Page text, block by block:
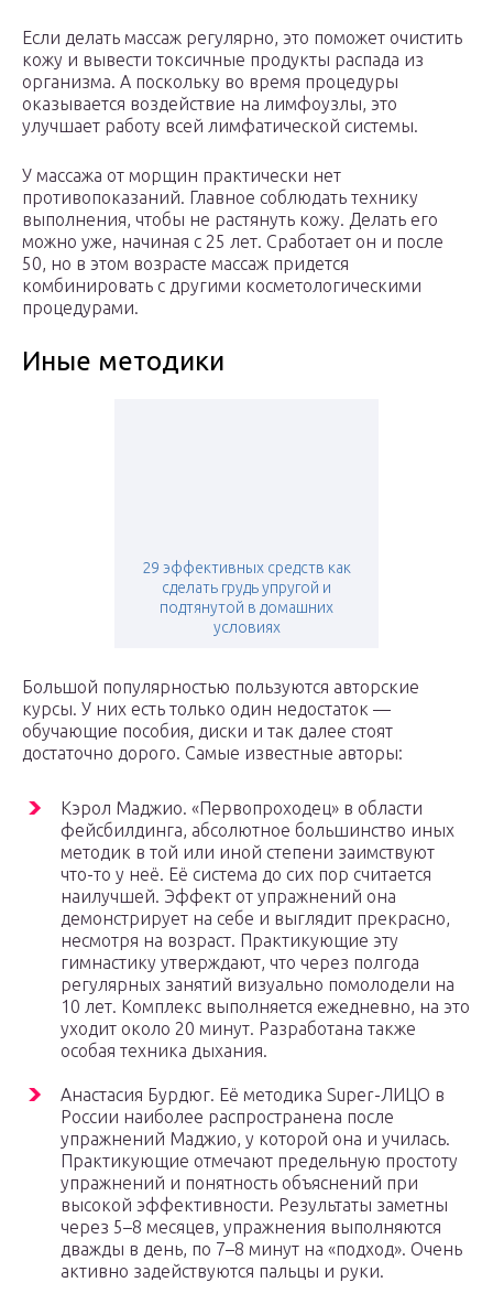
Если делать массаж регулярно, это поможет очистить
кожу и вывести токсичные продукты распада из
организма. А поскольку во время процедуры
оказывается воздействие на лимфоузлы, это
улучшает работу всей лимфатической системы.
У массажа от морщин практически нет
противопоказаний. Главное соблюдать технику
выполнения, чтобы не растянуть кожу. Делать его
можно уже, начиная с 25 лет. Сработает он и после
50, но в этом возрасте массаж придется
комбинировать с другими косметологическими
процедурами.
Иные методики
29 эффективных средств как
сделать грудь упругой и
подтянутой в домашних
условиях
Большой популярностью пользуются авторские
курсы. У них есть только один недостаток —
обучающие пособия, диски и так далее стоят
достаточно дорого. Самые известные авторы:
Кэрол Маджио. «Первопроходец» в области
фейсбилдинга, абсолютное большинство иных
методик в той или иной степени заимствуют
что-то у неё. Её система до сих пор считается
наилучшей. Эффект от упражнений она
демонстрирует на себе и выглядит прекрасно,
несмотря на возраст. Практикующие эту
гимнастику утверждают, что через полгода
регулярных занятий визуально помолодели на
10 лет. Комплекс выполняется ежедневно, на это
уходит около 20 минут. Разработана также
особая техника дыхания.
Анастасия Бурдюг. Её методика Super-ЛИЦО в
России наиболее распространена после
упражнений Маджио, у которой она и училась.
Практикующие отмечают предельную простоту
упражнений и понятность объяснений при
высокой эффективности. Результаты заметны
через 5–8 месяцев, упражнения выполняются
дважды в день, по 7–8 минут на «подход». Очень
активно задействуются пальцы и руки.